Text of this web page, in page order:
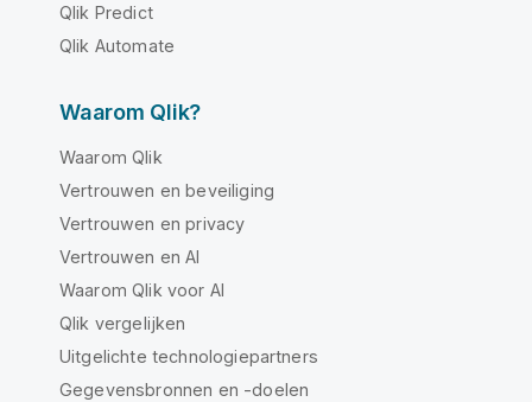
Qlik Predict
Qlik Automate
Waarom Qlik?
Waarom Qlik
Vertrouwen en beveiliging
Vertrouwen en privacy
Vertrouwen en AI
Waarom Qlik voor AI
Qlik vergelijken
Uitgelichte technologiepartners
Gegevensbronnen en -doelen